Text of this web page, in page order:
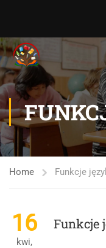
Home Funkcje
16
kwi,
Funkcje